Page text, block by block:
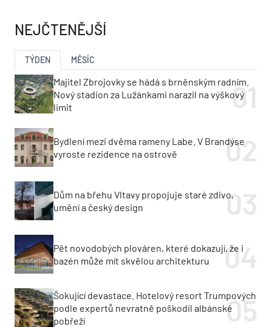
NEJČTENĚJŠÍ
TÝDEN MĚSÍC
Majitel Zbrojovky se hádá s brněnským radním.
Nový stadion za Lužánkami narazil na výškový
limit
Bydlení mezi dvěma rameny Labe. V Brandýse
vyroste rezidence na ostrově
Dům na břehu Vltavy propojuje staré zdivo,
umění a český design
Pět novodobých plováren, které dokazují, že i
bazén může mít skvělou architekturu
Šokující devastace. Hotelový resort Trumpových
podle expertů nevratně poškodil albánské
pobřeží